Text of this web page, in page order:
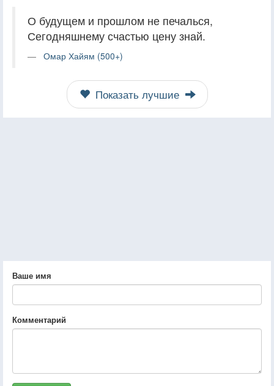
О будущем и прошлом не печалься,
Сегодняшнему счастью цену знай.
Омар Хайям (500+)
Показать лучшие
Ваше имя
Комментарий